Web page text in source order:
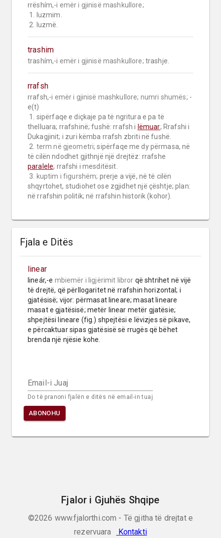
rrëshím,-i emër i gjinisë mashkullore;
2. luzmë.
trashim
trashím,-i emër i gjinisë mashkullore; trashje.
rrafsh
rrafsh,-i emër i gjinisë mashkullore; numri shumës; -
e(t)
thelluara; rrafshinë; fushë: rrafsh i lëmuar; Rrafshi i
Dukagjinit; i zuri këmba rrafsh zbriti në fushë.
2. term në gjeometri; sipërfaqe me dy përmasa, në
paralele; rrafshi i mesditësit.
3.
kuptim i figurshëm; prerje a vijë, në të cilën
shqyrtohet, studiohet ose zgjidhet një çështje; plan:
në rrafshin politik; në rrafshin historik (kohor).
Fjala e Ditës
linear
lineár,-e mbiemër i ligjërimit libror që shtrihet në vijë
të drejtë, që përllogaritet në rrafshin horizontal; i
gjatësisë; vijor: përmasat lineare; masat lineare
masat e gjatësisë; metër linear metër gjatësie;
shpejtësi lineare (fig.) shpejtësi e lëvizjes së pikave,
e përcaktuar sipas gjatësisë së rrugës që bëhet
brenda një njësie kohe.
Email-i Juaj
Do të pranoni fjalën e ditës në email-in tuaj
ABONOHU
Fjalor i Gjuhës Shqipe
©2026 www.fjalorthi.com - Të gjitha të drejtat e
rezervuara
Kontakti